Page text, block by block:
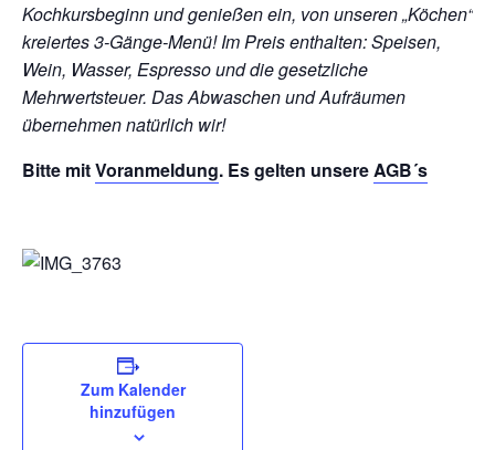
Kochkursbeginn und genießen ein, von unseren „Köchen“
kreiertes 3-Gänge-Menü!Im Preis enthalten: Speisen,
Wein, Wasser, Espresso und die gesetzliche
Mehrwertsteuer. Das Abwaschen und Aufräumen
übernehmen natürlich wir!
Bitte mitVoranmeldung. Es gelten unsereAGB´s
Zum Kalender
hinzufügen